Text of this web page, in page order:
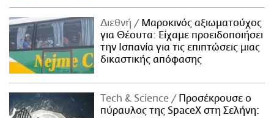
Διεθνή
Μαροκινός αξιωματούχος
για Θέουτα: Είχαμε προειδοποιήσει
την Ισπανία για τις επιπτώσεις μιας
δικαστικής απόφασης
Τech & Science
Προσέκρουσε ο
πύραυλος της SpaceX στη Σελήνη: